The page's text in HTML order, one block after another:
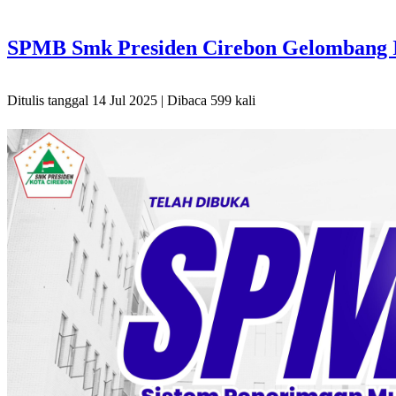
SPMB Smk Presiden Cirebon
Ditulis tanggal 14 Jul 2025 | Dibaca 599 kali